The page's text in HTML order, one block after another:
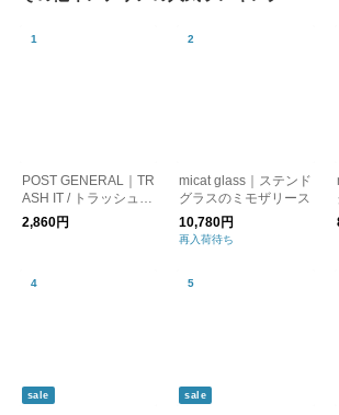
POST GENERAL｜TR
ASH IT / トラッシュイ
ット
2,860円
micat glass｜ステンド
グラスのミモザリース
10,780円
再入荷待ち
sale sale